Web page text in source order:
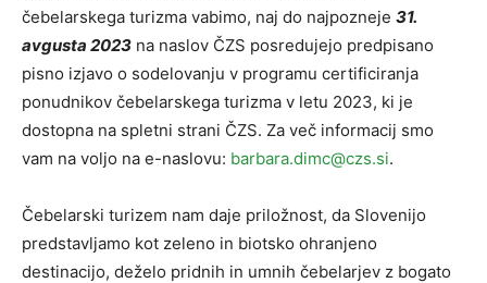
čebelarskega turizma vabimo, naj do najpozneje 31.
avgusta 2023 na naslov ČZS posredujejo predpisano
pisno izjavo o sodelovanju v programu certificiranja
ponudnikov čebelarskega turizma v letu 2023, ki je
dostopna na spletni strani ČZS. Za več informacij smo
vam na voljo na e-naslovu: barbara.dimc@czs.si.
Čebelarski turizem nam daje priložnost, da Slovenijo
predstavljamo kot zeleno in biotsko ohranjeno
destinacijo, deželo pridnih in umnih čebelarjev z bogato